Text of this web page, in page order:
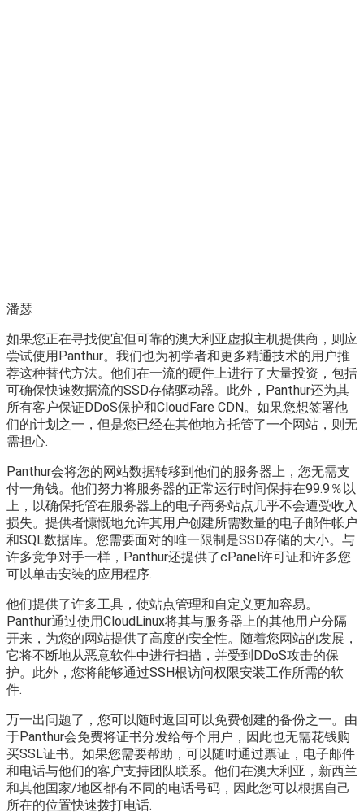
潘瑟
如果您正在寻找便宜但可靠的澳大利亚虚拟主机提供商，则应
尝试使用Panthur。我们也为初学者和更多精通技术的用户推
荐这种替代方法。他们在一流的硬件上进行了大量投资，包括
可确保快速数据流的SSD存储驱动器。此外，Panthur还为其
所有客户保证DDoS保护和CloudFare CDN。如果您想签署他
们的计划之一，但是您已经在其他地方托管了一个网站，则无
需担心.
Panthur会将您的网站数据转移到他们的服务器上，您无需支
付一角钱。他们努力将服务器的正常运行时间保持在99.9％以
上，以确保托管在服务器上的电子商务站点几乎不会遭受收入
损失。提供者慷慨地允许其用户创建所需数量的电子邮件帐户
和SQL数据库。您需要面对的唯一限制是SSD存储的大小。与
许多竞争对手一样，Panthur还提供了cPanel许可证和许多您
可以单击安装的应用程序.
他们提供了许多工具，使站点管理和自定义更加容易。
Panthur通过使用CloudLinux将其与服务器上的其他用户分隔
开来，为您的网站提供了高度的安全性。随着您网站的发展，
它将不断地从恶意软件中进行扫描，并受到DDoS攻击的保
护。此外，您将能够通过SSH根访问权限安装工作所需的软
件.
万一出问题了，您可以随时返回可以免费创建的备份之一。由
于Panthur会免费将证书分发给每个用户，因此也无需花钱购
买SSL证书。如果您需要帮助，可以随时通过票证，电子邮件
和电话与他们的客户支持团队联系。他们在澳大利亚，新西兰
和其他国家/地区都有不同的电话号码，因此您可以根据自己
所在的位置快速拨打电话.